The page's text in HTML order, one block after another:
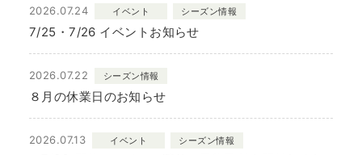
2026.07.24 イベント シーズン情報
7/25・7/26 イベントお知らせ
2026.07.22 シーズン情報
８月の休業日のお知らせ
2026.07.13 イベント シーズン情報